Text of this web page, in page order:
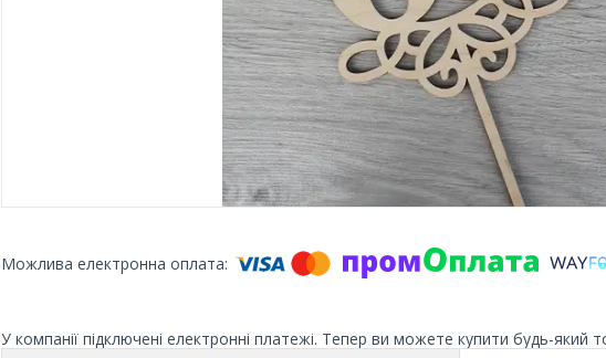
У компанії підключені електронні платежі. Тепер ви можете купити будь-який